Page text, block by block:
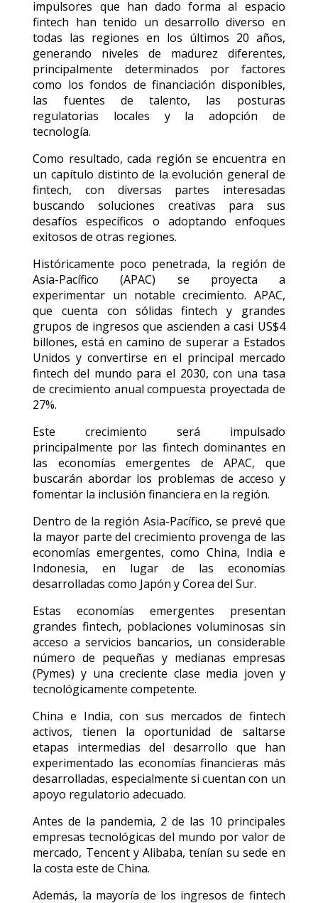
impulsores que han dado forma al espacio
fintech han tenido un desarrollo diverso en
todas las regiones en los últimos 20 años,
generando niveles de madurez diferentes,
principalmente determinados por factores
como los fondos de financiación disponibles,
las fuentes de talento, las posturas
regulatorias locales y la adopción de
tecnología.
Como resultado, cada región se encuentra en
un capítulo distinto de la evolución general de
fintech, con diversas partes interesadas
buscando soluciones creativas para sus
desafíos específicos o adoptando enfoques
exitosos de otras regiones.
Históricamente poco penetrada, la región de
Asia-Pacífico (APAC) se proyecta a
experimentar un notable crecimiento. APAC,
que cuenta con sólidas fintech y grandes
grupos de ingresos que ascienden a casi US$4
billones, está en camino de superar a Estados
Unidos y convertirse en el principal mercado
fintech del mundo para el 2030, con una tasa
de crecimiento anual compuesta proyectada de
27%.
Este crecimiento será impulsado
principalmente por las fintech dominantes en
las economías emergentes de APAC, que
buscarán abordar los problemas de acceso y
fomentar la inclusión financiera en la región.
Dentro de la región Asia-Pacífico, se prevé que
la mayor parte del crecimiento provenga de las
economías emergentes, como China, India e
Indonesia, en lugar de las economías
desarrolladas como Japón y Corea del Sur.
Estas economías emergentes presentan
grandes fintech, poblaciones voluminosas sin
acceso a servicios bancarios, un considerable
número de pequeñas y medianas empresas
(Pymes) y una creciente clase media joven y
tecnológicamente competente.
China e India, con sus mercados de fintech
activos, tienen la oportunidad de saltarse
etapas intermedias del desarrollo que han
experimentado las economías financieras más
desarrolladas, especialmente si cuentan con un
apoyo regulatorio adecuado.
Antes de la pandemia, 2 de las 10 principales
empresas tecnológicas del mundo por valor de
mercado, Tencent y Alibaba, tenían su sede en
la costa este de China.
Además, la mayoría de los ingresos de fintech